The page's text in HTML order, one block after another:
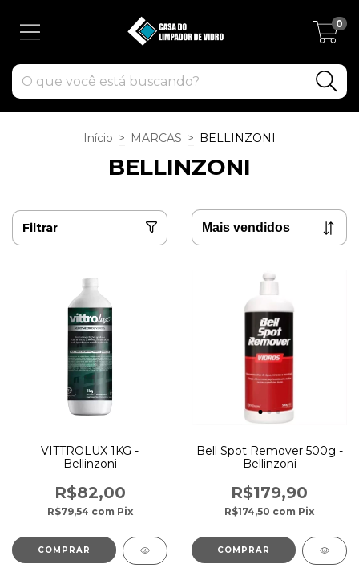
0
Início > MARCAS > BELLINZONI
BELLINZONI
Filtrar
VITTROLUX 1KG -
Bellinzoni
R$82,00
R$79,54 com Pix
Bell Spot Remover 500g -
Bellinzoni
R$179,90
R$174,50 com Pix